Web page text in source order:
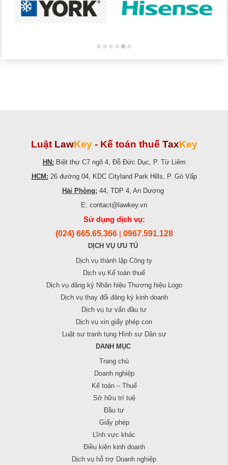
Luật LawKey - Kế toán thuế TaxKey
HN: Biệt thự C7 ngõ 4, Đỗ Đức Dục, P. Từ Liêm
HCM: 26 đường 04, KDC Cityland Park Hills, P. Gò Vấp
Hải Phòng: 44, TDP 4, An Dương
E: contact@lawkey.vn
Sử dụng dịch vụ:
(024) 665.65.366 | 0967.591.128
DỊCH VỤ ƯU TÚ
Dịch vụ thành lập Công ty
Dịch vụ Kế toán thuế
Dịch vụ đăng ký Nhãn hiệu Thương hiệu Logo
Dịch vụ thay đổi đăng ký kinh doanh
Dịch vụ tư vấn đầu tư
Dịch vụ xin giấy phép con
Luật sư tranh tụng Hình sự Dân sự
DANH MỤC
Trang chủ
Doanh nghiệp
Kế toán – Thuế
Sở hữu trí tuệ
Đầu tư
Giấy phép
Lĩnh vực khác
Điều kiện kinh doanh
Dịch vụ hỗ trợ Doanh nghiệp